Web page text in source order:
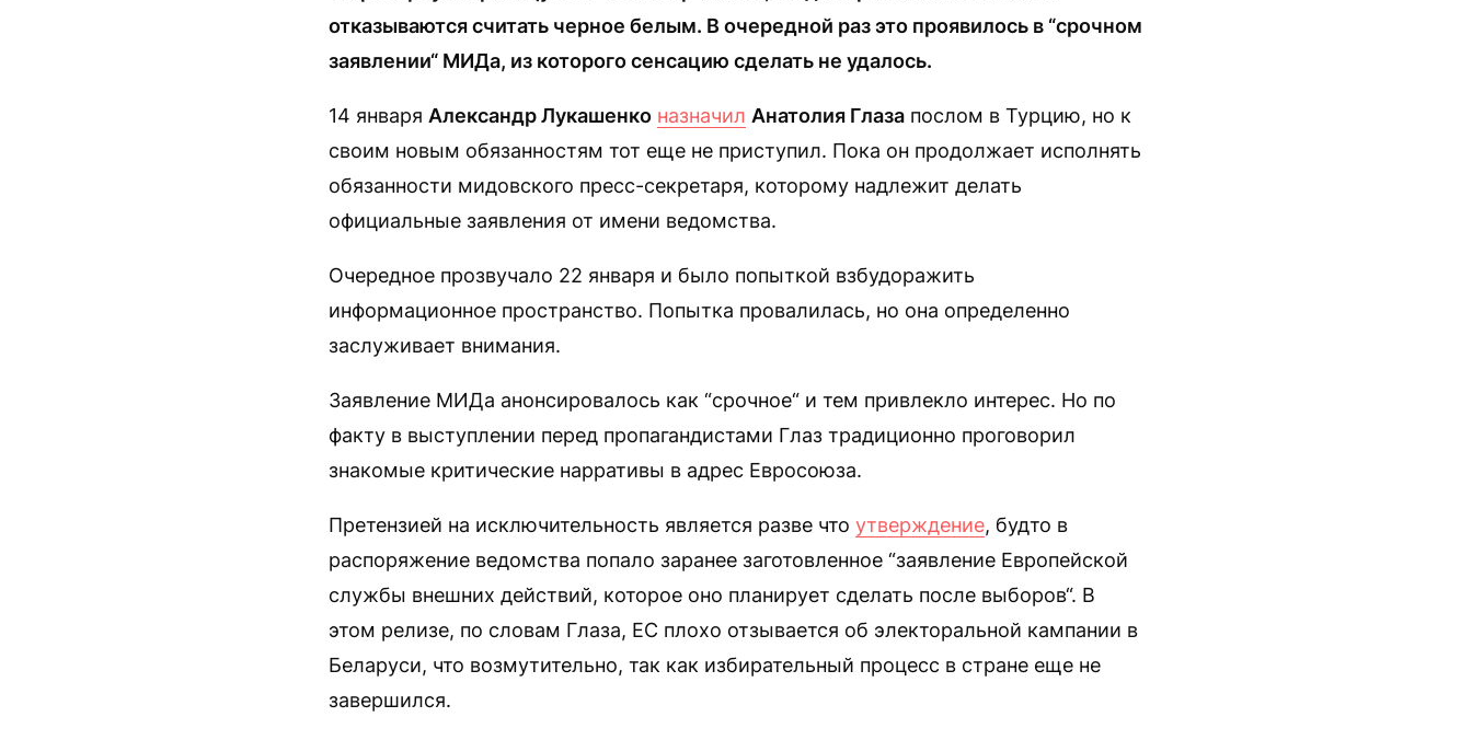
отказываются считать черное белым. В очередной раз это проявилось в “срочном
заявлении“ МИДа, из которого сенсацию сделать не удалось.
14 января Александр Лукашенко назначил Анатолия Глаза послом в Турцию, но к
своим новым обязанностям тот еще не приступил. Пока он продолжает исполнять
обязанности мидовского пресс-секретаря, которому надлежит делать
официальные заявления от имени ведомства.
Очередное прозвучало 22 января и было попыткой взбудоражить
информационное пространство. Попытка провалилась, но она определенно
заслуживает внимания.
Заявление МИДа анонсировалось как “срочное“ и тем привлекло интерес. Но по
факту в выступлении перед пропагандистами Глаз традиционно проговорил
знакомые критические нарративы в адрес Евросоюза.
Претензией на исключительность является разве что утверждение, будто в
распоряжение ведомства попало заранее заготовленное “заявление Европейской
службы внешних действий, которое оно планирует сделать после выборов“. В
этом релизе, по словам Глаза, ЕС плохо отзывается об электоральной кампании в
Беларуси, что возмутительно, так как избирательный процесс в стране еще не
завершился.